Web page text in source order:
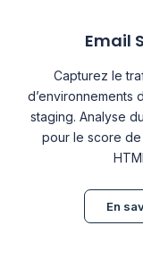
Email
Capturez le
d’environnements
staging. Analyse
pour le score de
En